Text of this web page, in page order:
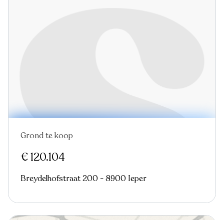
Grond te koop
€ 120.104
Breydelhofstraat 200 - 8900 Ieper